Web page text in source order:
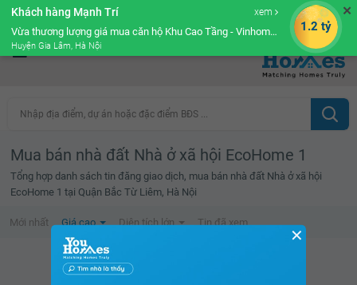
Cộng đồng Môi giới bPRO
Nhập địa điểm, dự án hoặc đặc điểm BĐS ...
Mua bán nhà đất Nhà ở xã hội EcoHome 1
Tổng hợp danh sách tin đăng giao dịch, mua bán nhà đất Nhà ở xã hội
EcoHome 1 tại Quận Bắc Từ Liêm, Hà Nội
Mới nhất Giá cao Diện tích lớn Tin đã xem
Không tìm thấy tin bất động sản nào
✕
✕
Khách hàng Mạnh Trí xem
Vừa thương lượng giá mua căn hộ Khu Cao Tầng - Vinhomes Ocean Park
Huyện Gia Lâm, Hà Nội
1.2 tỷ